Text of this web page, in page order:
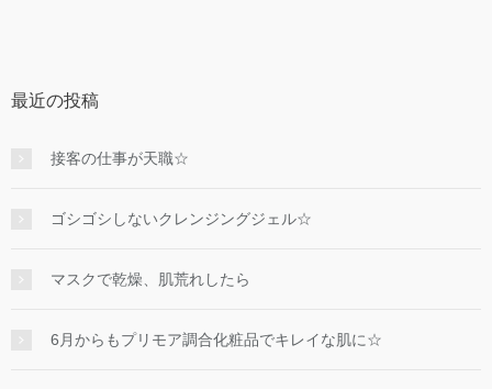
最近の投稿
接客の仕事が天職☆
ゴシゴシしないクレンジングジェル☆
マスクで乾燥、肌荒れしたら
6月からもプリモア調合化粧品でキレイな肌に☆